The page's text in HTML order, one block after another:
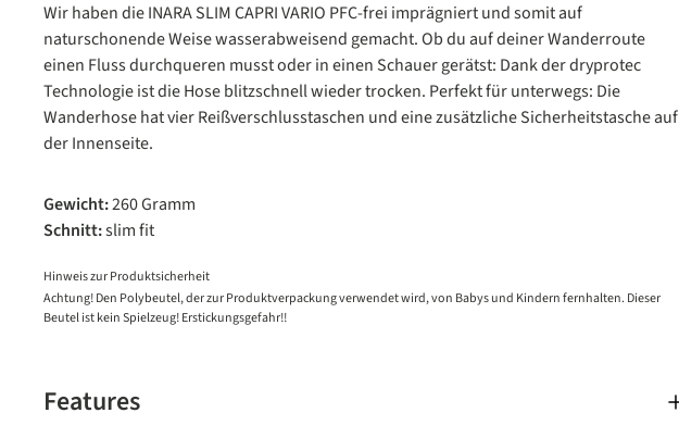
Wir haben die INARA SLIM CAPRI VARIO PFC-frei imprägniert und somit auf
naturschonende Weise wasserabweisend gemacht. Ob du auf deiner Wanderroute
einen Fluss durchqueren musst oder in einen Schauer gerätst: Dank der dryprotec
Technologie ist die Hose blitzschnell wieder trocken. Perfekt für unterwegs: Die
Wanderhose hat vier Reißverschlusstaschen und eine zusätzliche Sicherheitstasche auf
der Innenseite.
Gewicht:260 Gramm
Schnitt:slim fit
Hinweis zur Produktsicherheit
Achtung! Den Polybeutel, der zur Produktverpackung verwendet wird, von Babys und Kindern fernhalten. Dieser
Beutel ist kein Spielzeug! Erstickungsgefahr!!
Features